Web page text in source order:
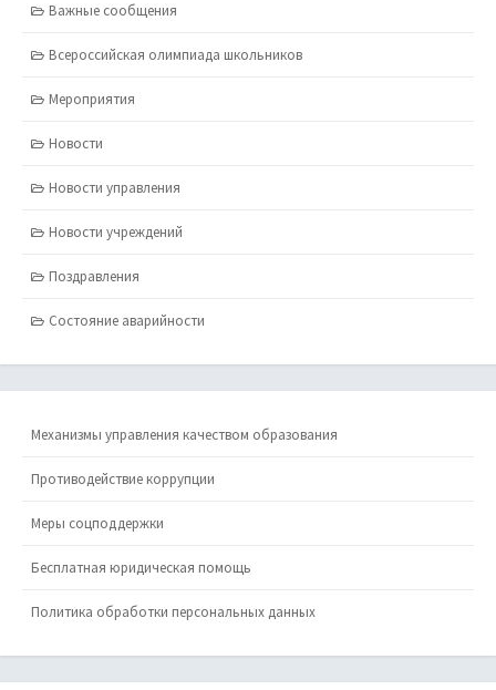
Важные сообщения
Всероссийская олимпиада школьников
Мероприятия
Новости
Новости управления
Новости учреждений
Поздравления
Состояние аварийности
Механизмы управления качеством образования
Противодействие коррупции
Меры соцподдержки
Бесплатная юридическая помощь
Политика обработки персональных данных